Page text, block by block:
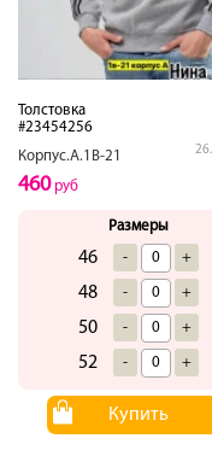
Толстовка
#23454256
Корпус.А.1В-21
460руб
Размеры
46 - +
48 - +
50 - +
52 - +
Купить